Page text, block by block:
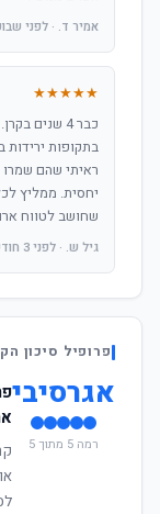
אמיר ד. · לפני
★★★★★
כבר 4 שנים
בתקופות ירידות
ראיתי שהם שמרו
יחסית. ממליץ
שחושב לטווח
גיל ש. · לפני 3 חודשים
פרופיל סיכון
אגרסיבי
רמה 5 מתוך 5